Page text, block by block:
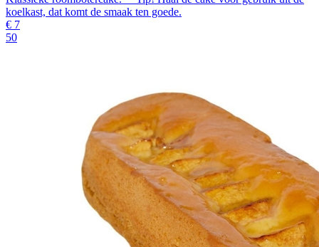
koelkast, dat komt de smaak ten goede.
€ 7
50